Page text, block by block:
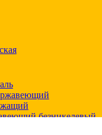
безникелевый